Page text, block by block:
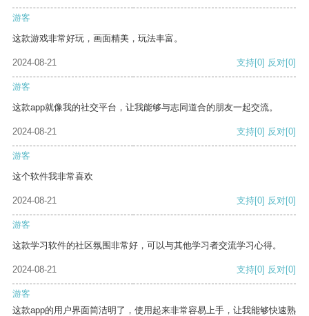
游客
这款游戏非常好玩，画面精美，玩法丰富。
2024-08-21 支持[0] 反对[0]
游客
这款app就像我的社交平台，让我能够与志同道合的朋友一起交流。
2024-08-21 支持[0] 反对[0]
游客
这个软件我非常喜欢
2024-08-21 支持[0] 反对[0]
游客
这款学习软件的社区氛围非常好，可以与其他学习者交流学习心得。
2024-08-21 支持[0] 反对[0]
游客
这款app的用户界面简洁明了，使用起来非常容易上手，让我能够快速熟